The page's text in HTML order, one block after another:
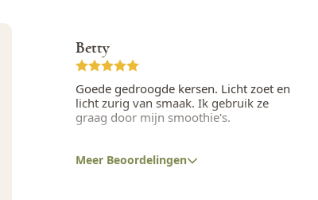
Betty
Goede gedroogde kersen. Licht zoet en
licht zurig van smaak. Ik gebruik ze
graag door mijn smoothie's.
Meer Beoordelingen